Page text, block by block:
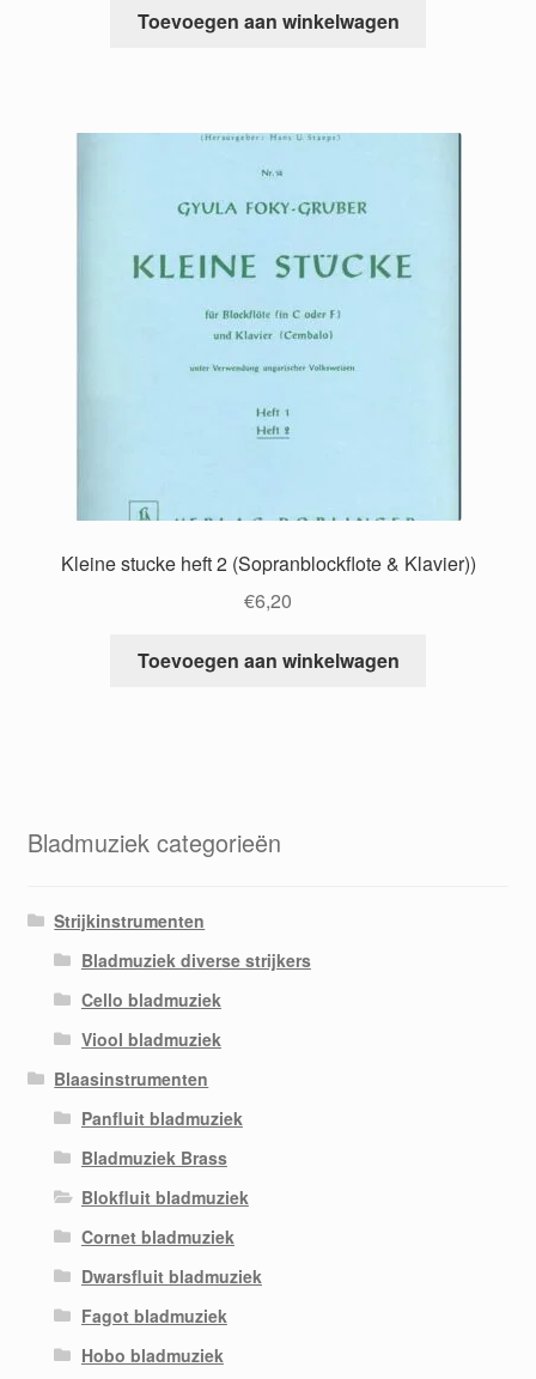
Toevoegen aan winkelwagen
Kleine stucke heft 2 (Sopranblockflote & Klavier))
€6,20
Toevoegen aan winkelwagen
Bladmuziek categorieën
Strijkinstrumenten
Bladmuziek diverse strijkers
Cello bladmuziek
Viool bladmuziek
Blaasinstrumenten
Panfluit bladmuziek
Bladmuziek Brass
Blokfluit bladmuziek
Cornet bladmuziek
Dwarsfluit bladmuziek
Fagot bladmuziek
Hobo bladmuziek